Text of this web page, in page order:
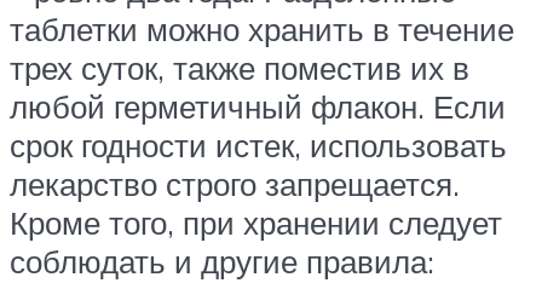
таблетки можно хранить в течение
трех суток, также поместив их в
любой герметичный флакон. Если
срок годности истек, использовать
лекарство строго запрещается.
Кроме того, при хранении следует
соблюдать и другие правила: